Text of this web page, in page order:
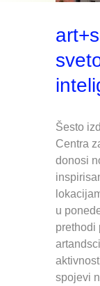
Šesto
Centra
donosi
u
prethodi
spojevi